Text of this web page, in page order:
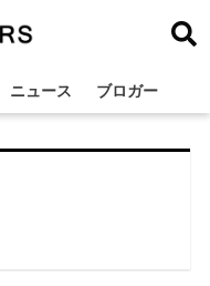
ニュース ブロガー